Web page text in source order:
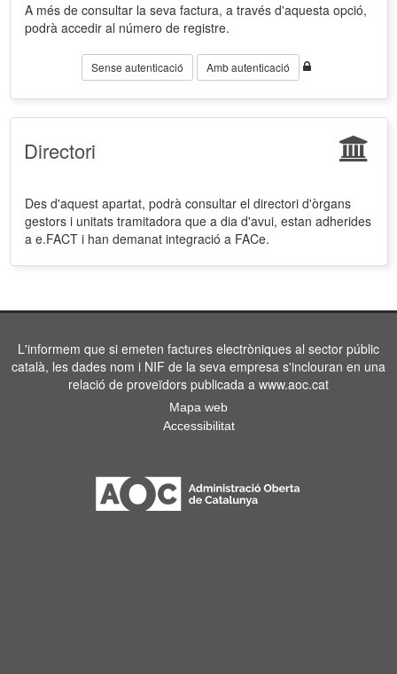
A més de consultar la seva factura, a través d'aquesta opció,
podrà accedir al número de registre.
Sense autenticació Amb autenticació
Directori
Des d'aquest apartat, podrà consultar el directori d'òrgans
gestors i unitats tramitadora que a dia d'avui, estan adherides
a e.FACT i han demanat integració a FACe.
L'informem que si emeten factures electròniques al sector públic
català, les dades nom i NIF de la seva empresa s'inclouran en una
relació de proveïdors publicada a www.aoc.cat
Mapa web
Accessibilitat